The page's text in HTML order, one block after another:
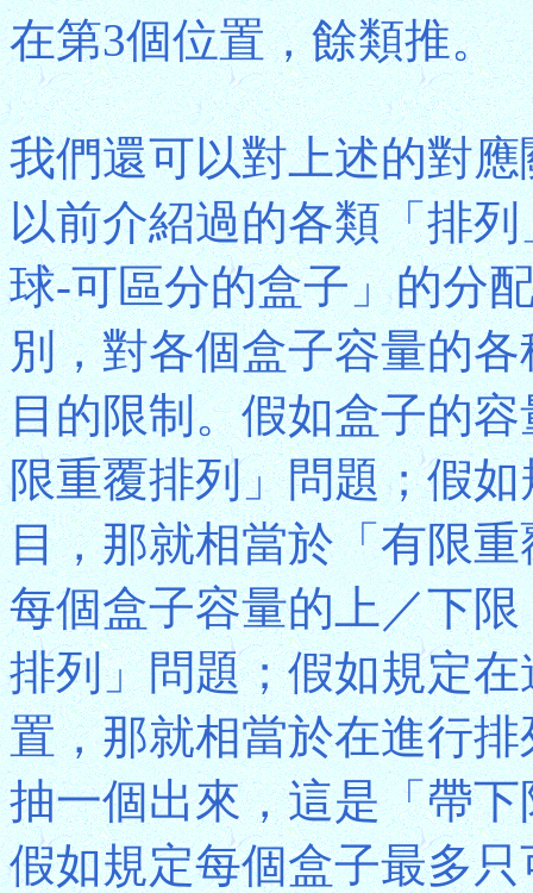
在第3個位置，餘類推。
我們還可以對上述的對
以前介紹過的各類「排
球-可區分的盒子」的分
別，對各個盒子容量的
目的限制。假如盒子的
限重覆排列」問題；假
目，那就相當於「有限
每個盒子容量的上／下
排列」問題；假如規定
置，那就相當於在進行
抽一個出來，這是「帶
假如規定每個盒子最多